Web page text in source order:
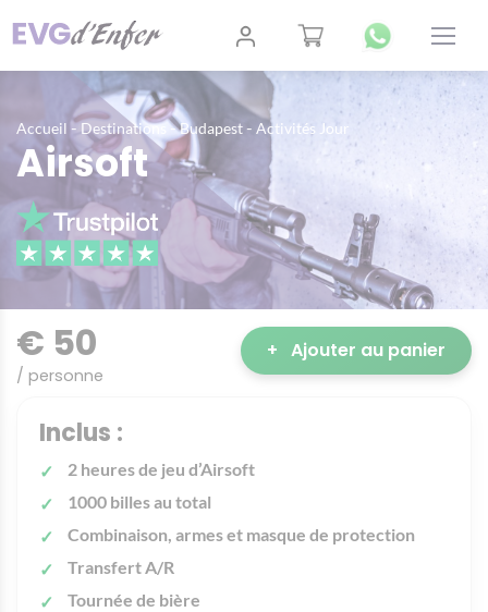
Accueil -Destinations-Budapest - Activités Jour
Airsoft
€ 50
/ personne
+ Ajouter au panier
Inclus :
2 heures de jeu d’Airsoft
1000 billes au total
Combinaison, armes et masque de protection
Transfert A/R
Tournée de bière